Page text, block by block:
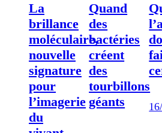
La
brillance
moléculaire,
nouvelle
signature
pour
l’imagerie
du
Quand
des
bactéries
créent
des
tourbillons
géants